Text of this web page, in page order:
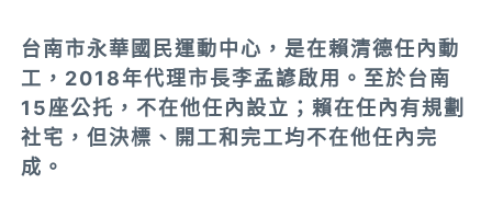
台南市永華國民運動中心，是在賴清德任內動
工，2018年代理市長李孟諺啟用。至於台南
15座公托，不在他任內設立；賴在任內有規劃
社宅，但決標、開工和完工均不在他任內完
成。